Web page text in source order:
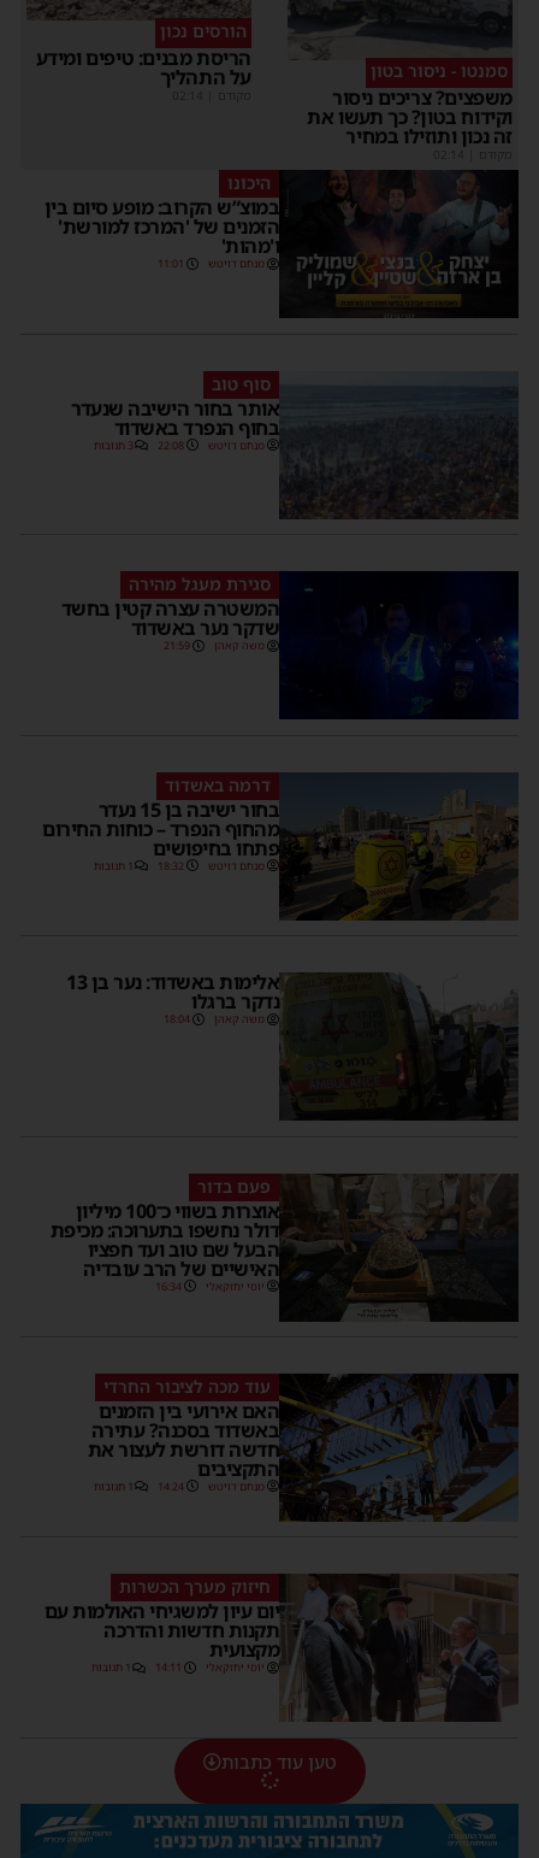
סמנטו - ניסור בטון
משפצים? צריכים ניסור
וקידוח בטון? כך תעשו את
זה נכון ותוזילו במחיר
מקודם
הורסים נכון
הריסת מבנים: טיפים ומידע
על התהליך
מקודם
היכונו
במוצ”ש הקרוב: מופע סיום בין
הזמנים של 'המרכז למורשת'
ו'מהות'
מנחם דויטש 11:01
סוף טוב
אותר בחור הישיבה שנעדר
בחוף הנפרד באשדוד
מנחם דויטש 22:08 3 תגובות
סגירת מעגל מהירה
המשטרה עצרה קטין בחשד
שדקר נער באשדוד
משה קאהן 21:59
דרמה באשדוד
בחור ישיבה בן 15 נעדר
מהחוף הנפרד – כוחות החירום
פתחו בחיפושים
מנחם דויטש 18:32 1 תגובות
אלימות באשדוד: נער בן 13
נדקר ברגלו
משה קאהן 18:04
פעם בדור
אוצרות בשווי כ־100 מיליון
דולר נחשפו בתערוכה: מכיפת
הבעל שם טוב ועד חפציו
האישיים של הרב עובדיה
יוסי יחזקאלי 16:34
עוד מכה לציבור החרדי
האם אירועי בין הזמנים
באשדוד בסכנה? עתירה
חדשה דורשת לעצור את
התקציבים
מנחם דויטש 14:24 1 תגובות
חיזוק מערך הכשרות
יום עיון למשגיחי האולמות עם
תקנות חדשות והדרכה
מקצועית
יוסי יחזקאלי 14:11 1 תגובות
טען עוד כתבות